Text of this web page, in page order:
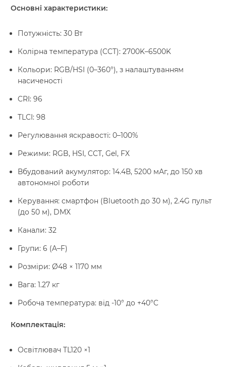
Основні характеристики:
Потужність: 30 Вт
Колірна температура (CCT): 2700K–6500K
Кольори: RGB/HSI (0–360°), з налаштуванням
насиченості
CRI: 96
TLCI: 98
Регулювання яскравості: 0–100%
Режими: RGB, HSI, CCT, Gel, FX
Вбудований акумулятор: 14.4В, 5200 мАг, до 150 хв
автономної роботи
Керування: смартфон (Bluetooth до 30 м), 2.4G пульт
(до 50 м), DMX
Канали: 32
Групи: 6 (A–F)
Розміри: Ø48 × 1170 мм
Вага: 1.27 кг
Робоча температура: від -10° до +40°C
Комплектація:
Освітлювач TL120 ×1